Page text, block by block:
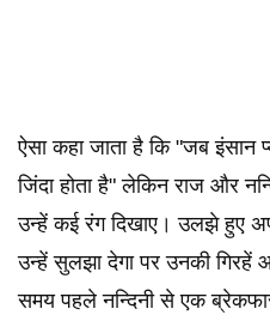
ऐसा कहा जाता है कि "जब इंसान
जिंदा होता है" लेकिन राज और
उन्हें कई रंग दिखाए। उलझे हुए
उन्हें सुलझा देगा पर उनकी
समय पहले नन्दिनी से एक